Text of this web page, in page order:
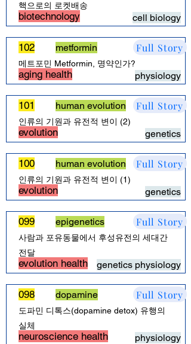
핵으로의 로켓배송
biotechnology cell biology
102 Full Story
metformin
메트포민 Metformin, 명약인가?
aging health physiology
101 Full Story
human evolution
인류의 기원과 유전적 변이 (2)
evolution genetics
100 Full Story
human evolution
인류의 기원과 유전적 변이 (1)
evolution genetics
099 Full Story
epigenetics
사람과 포유동물에서 후성유전의 세대간
전달
evolution health genetics physiology
098 Full Story
dopamine
도파민 디톡스(dopamine detox) 유행의
실체
neuroscience health physiology